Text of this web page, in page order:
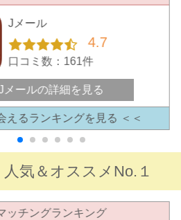
Jメール
4.7
口コミ数：161件
メールの詳細を見る
えるランキングを見る ＜＜
気＆オススメNo.１
ッチングランキング